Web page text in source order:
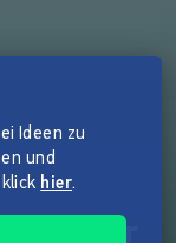
Ideen zu
und
hier.